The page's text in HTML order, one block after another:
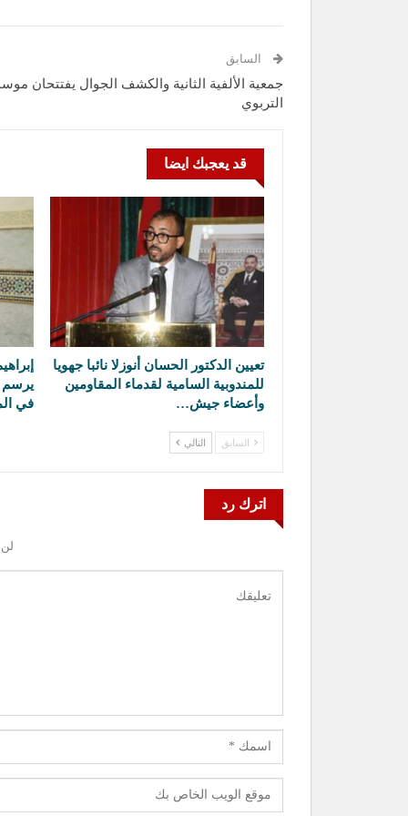
السابق
جمعية الألفية الثانية والكشف الجوال يفتتحان
التربوي
قد يعجبك ايضا
تعيين الدكتور الحسان أنوزلا نائبا جهويا
للمندوبية السامية لقدماء المقاومين
وأعضاء جيش…
يرسم
في
السابق التالي
اترك رد